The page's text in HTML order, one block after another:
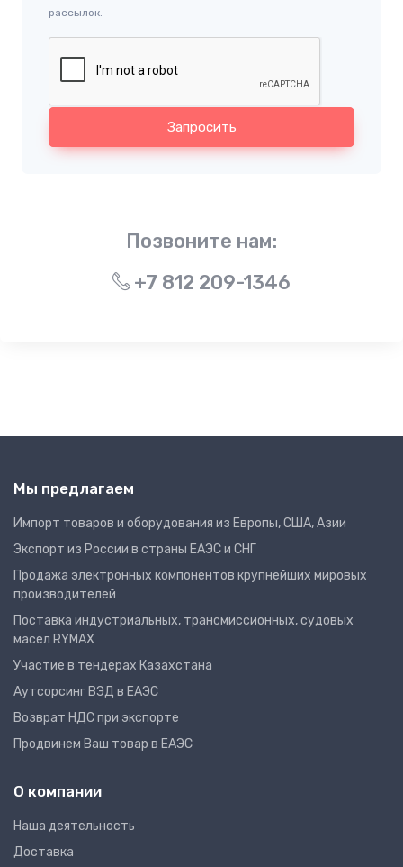
рассылок.
Запросить
Позвоните нам:
+7 812 209-1346
Мы предлагаем
Импорт товаров и оборудования из Европы, США, Азии
Экспорт из России в страны ЕАЭС и СНГ
Продажа электронных компонентов крупнейших мировых
производителей
Поставка индустриальных, трансмиссионных, судовых
масел RYMAX
Участие в тендерах Казахстана
Аутсорсинг ВЭД в ЕАЭС
Возврат НДС при экспорте
Продвинем Ваш товар в ЕАЭС
О компании
Наша деятельность
Доставка